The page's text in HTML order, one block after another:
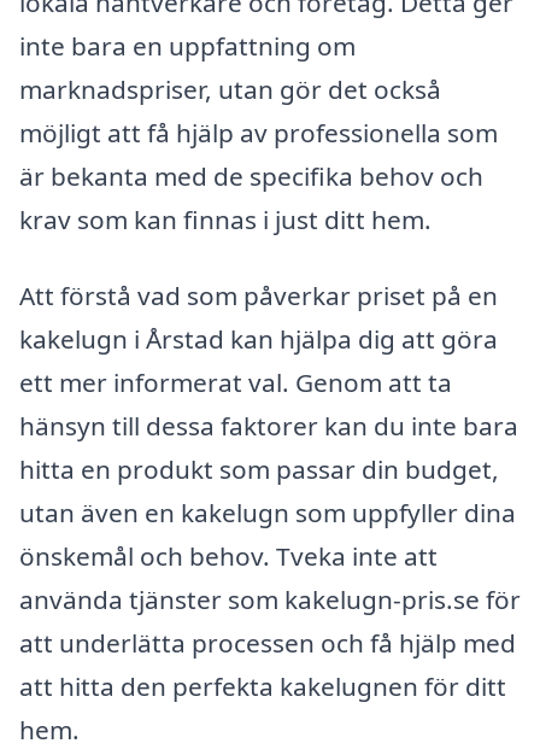
inte bara en uppfattning om
marknadspriser, utan gör det också
möjligt att få hjälp av professionella som
är bekanta med de specifika behov och
krav som kan finnas i just ditt hem.
Att förstå vad som påverkar priset på en
kakelugn i Årstad kan hjälpa dig att göra
ett mer informerat val. Genom att ta
hänsyn till dessa faktorer kan du inte bara
hitta en produkt som passar din budget,
utan även en kakelugn som uppfyller dina
önskemål och behov. Tveka inte att
använda tjänster som kakelugn-pris.se för
att underlätta processen och få hjälp med
att hitta den perfekta kakelugnen för ditt
hem.